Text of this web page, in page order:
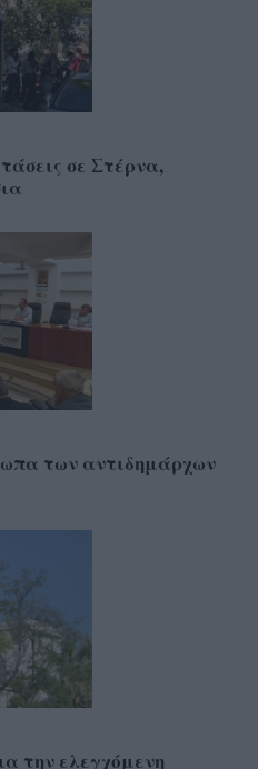
σε Στέρνα,
των αντιδημάρχων
την ελεγχόμενη